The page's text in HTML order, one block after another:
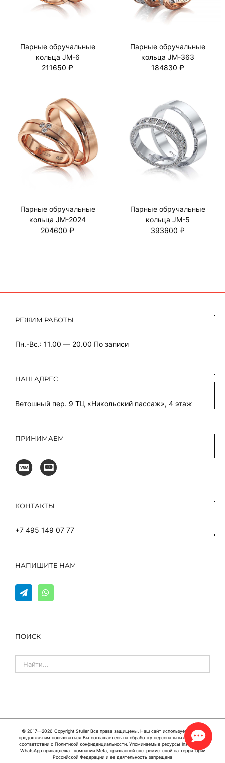
Парные обручальные
кольца JM-6
211650 ₽
Парные обручальные
кольца JM-363
184830 ₽
Парные обручальные
кольца JM-2024
204600 ₽
Парные обручальные
кольца JM-5
393600 ₽
РЕЖИМ РАБОТЫ
Пн.-Вс.: 11.00 — 20.00 По записи
НАШ АДРЕС
Ветошный пер. 9 ТЦ «Никольский пассаж», 4 этаж
ПРИНИМАЕМ
КОНТАКТЫ
+7 495 149 07 77
НАПИШИТЕ НАМ
ПОИСК
© 2017—2026 Copyright StullerВсе права защищены. Наш сайт использует cookie,
продолжая им пользоваться Вы соглашаетесь на обработку персональных данных в
соответствии с Политикой конфиденциальности. Упоминаемые ресурсы Instagram и
WhatsApp принадлежат компании Meta, признанной экстремистской на территории
Российской Федерации и ее деятельность запрещена